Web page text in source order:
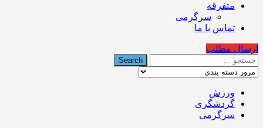
متفرقه
سرگرمی
تماس با ما
ارسال مطلب
ورزش
گردشگری
سرگرمی